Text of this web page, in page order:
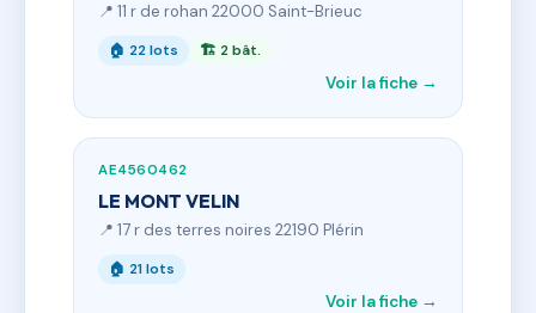
📍 11 r de rohan 22000 Saint-Brieuc
🏠 22 lots 🏗 2 bât.
Voir la fiche →
AE4560462
LE MONT VELIN
📍 17 r des terres noires 22190 Plérin
🏠 21 lots
Voir la fiche →